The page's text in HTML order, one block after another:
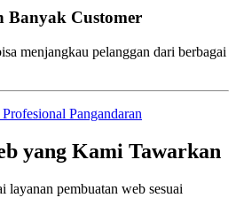
Banyak Customer
menjangkau pelanggan dari berbagai
Pangandaran
yang Kami Tawarkan
layanan pembuatan web sesuai